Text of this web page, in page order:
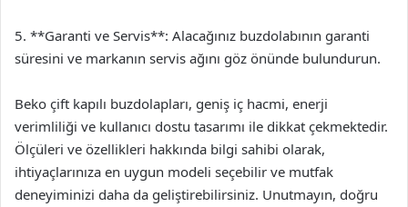
5. **Garanti ve Servis**: Alacağınız buzdolabının garanti
süresini ve markanın servis ağını göz önünde bulundurun.
Beko çift kapılı buzdolapları, geniş iç hacmi, enerji
verimliliği ve kullanıcı dostu tasarımı ile dikkat çekmektedir.
Ölçüleri ve özellikleri hakkında bilgi sahibi olarak,
ihtiyaçlarınıza en uygun modeli seçebilir ve mutfak
deneyiminizi daha da geliştirebilirsiniz. Unutmayın, doğru